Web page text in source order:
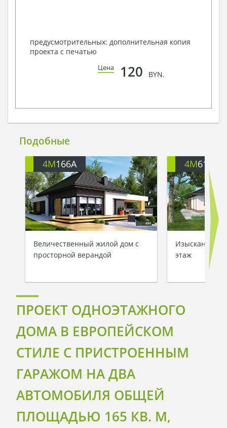
предусмотрительных: дополнительная копия
проекта с печатью
Цена 120 BYN.
Подобные
4M166A
Величественный жилой дом с
просторной верандой
4M6167
Изысканное
этаж
ПРОЕКТ ОДНОЭТАЖНОГО
ДОМА В ЕВРОПЕЙСКОМ
СТИЛЕ С ПРИСТРОЕННЫМ
ГАРАЖОМ НА ДВА
АВТОМОБИЛЯ ОБЩЕЙ
ПЛОЩАДЬЮ 165 КВ. М,